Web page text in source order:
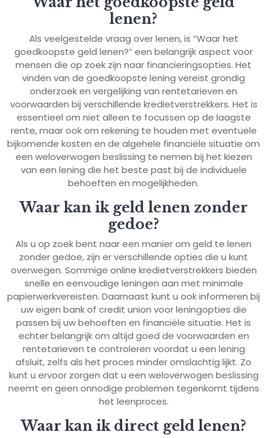
lenen?
Als veelgestelde vraag over lenen, is “Waar het
goedkoopste geld lenen?” een belangrijk aspect voor
mensen die op zoek zijn naar financieringsopties. Het
vinden van de goedkoopste lening vereist grondig
onderzoek en vergelijking van rentetarieven en
voorwaarden bij verschillende kredietverstrekkers. Het is
essentieel om niet alleen te focussen op de laagste
rente, maar ook om rekening te houden met eventuele
bijkomende kosten en de algehele financiële situatie om
een weloverwogen beslissing te nemen bij het kiezen
van een lening die het beste past bij de individuele
behoeften en mogelijkheden.
Waar kan ik geld lenen zonder
gedoe?
Als u op zoek bent naar een manier om geld te lenen
zonder gedoe, zijn er verschillende opties die u kunt
overwegen. Sommige online kredietverstrekkers bieden
snelle en eenvoudige leningen aan met minimale
papierwerkvereisten. Daarnaast kunt u ook informeren bij
uw eigen bank of credit union voor leningopties die
passen bij uw behoeften en financiële situatie. Het is
echter belangrijk om altijd goed de voorwaarden en
rentetarieven te controleren voordat u een lening
afsluit, zelfs als het proces minder omslachtig lijkt. Zo
kunt u ervoor zorgen dat u een weloverwogen beslissing
neemt en geen onnodige problemen tegenkomt tijdens
het leenproces.
Waar kan ik direct geld lenen?